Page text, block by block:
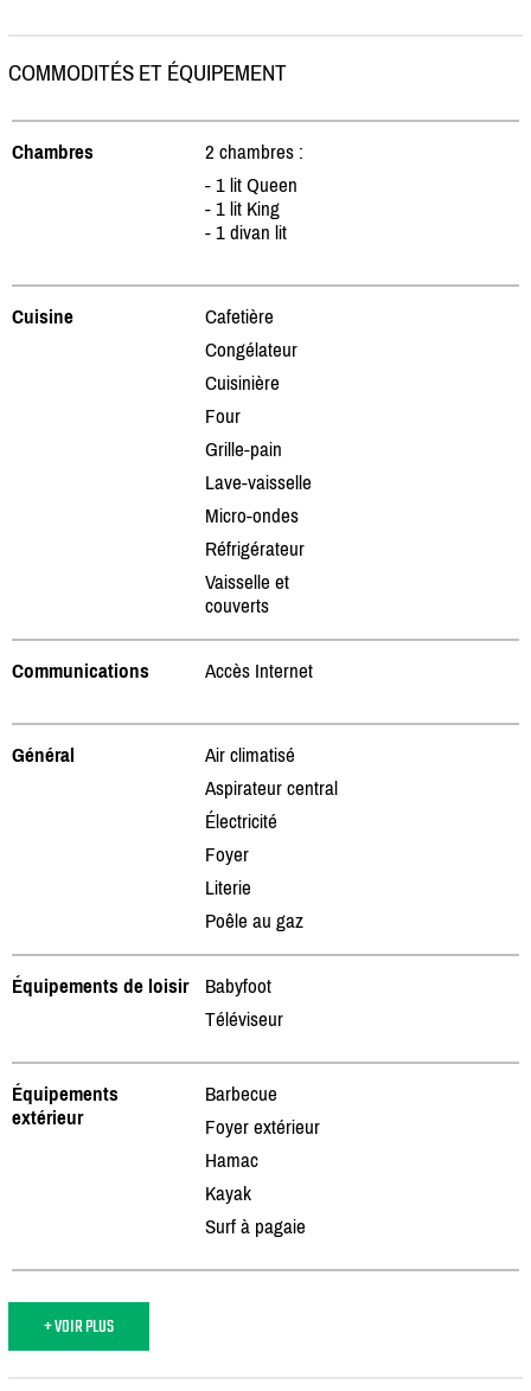
COMMODITÉS ET ÉQUIPEMENT
Chambres
2 chambres :
- 1 lit Queen
- 1 lit King
- 1 divan lit
Cuisine
Cafetière
Congélateur
Cuisinière
Four
Grille-pain
Lave-vaisselle
Micro-ondes
Réfrigérateur
Vaisselle et
couverts
Communications Accès Internet
Général
Air climatisé
Aspirateur central
Électricité
Foyer
Literie
Poêle au gaz
Équipements de loisir
Babyfoot
Téléviseur
Équipements
extérieur
Barbecue
Foyer extérieur
Hamac
Kayak
Surf à pagaie
+ VOIR PLUS